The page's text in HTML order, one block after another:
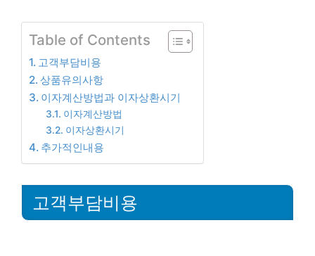
Table of Contents
고객부담비용
상품유의사항
이자계산방법과 이자상환시기
이자계산방법
이자상환시기
추가적인내용
고객부담비용